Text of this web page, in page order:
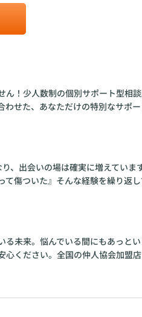
！少人数制の個別サポート型相
せた、あなただけの特別なサポ
、出会いの場は確実に増えていま
傷ついた』そんな経験を繰り返
未来。悩んでいる間にもあっと
ください。全国の仲人協会加盟